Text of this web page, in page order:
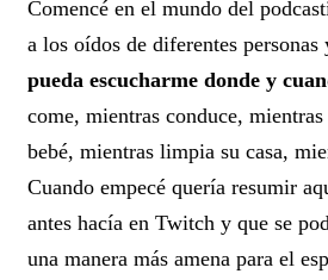
Comencé en el mundo del
a los oídos de diferentes personas
pueda escucharme donde y
come, mientras conduce,
bebé, mientras limpia su casa,
Cuando empecé quería resumir
antes hacía en Twitch y que se
una manera más amena para el